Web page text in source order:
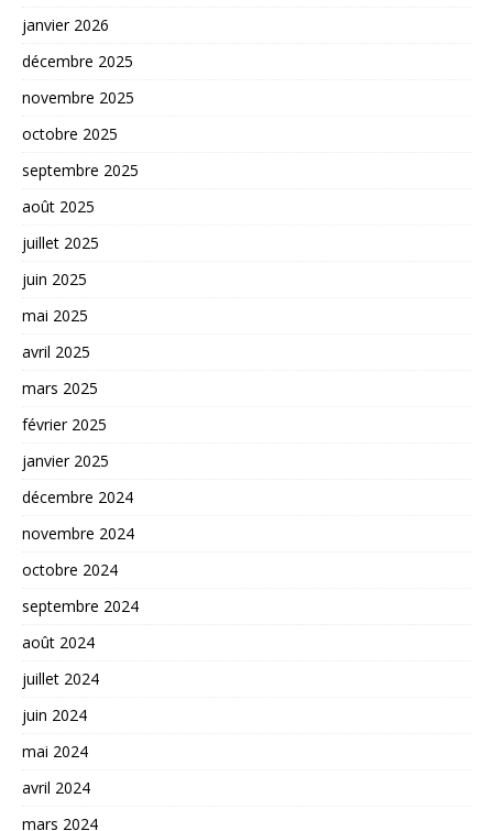
janvier 2026
décembre 2025
novembre 2025
octobre 2025
septembre 2025
août 2025
juillet 2025
juin 2025
mai 2025
avril 2025
mars 2025
février 2025
janvier 2025
décembre 2024
novembre 2024
octobre 2024
septembre 2024
août 2024
juillet 2024
juin 2024
mai 2024
avril 2024
mars 2024